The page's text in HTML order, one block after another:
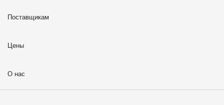
Поставщикам
Цены
О нас